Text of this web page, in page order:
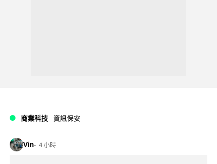
商業科技 資訊保安
Vin 4 小時